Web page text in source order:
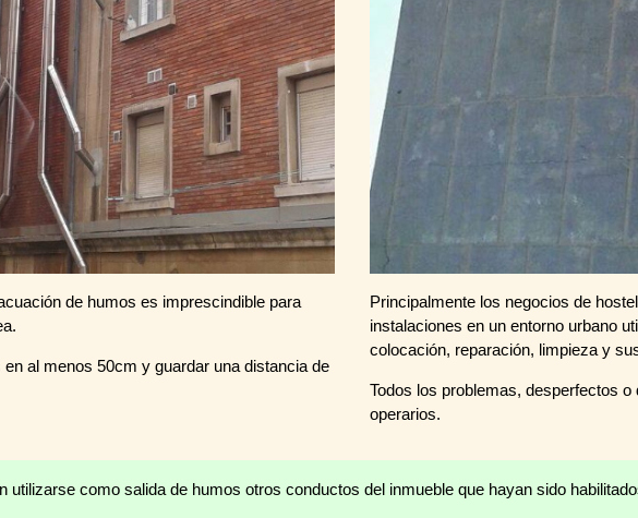
de humos es imprescindible para
al menos 50cm y guardar una distancia de
Principalmente los negocios de
instalaciones en un entorno urbano
colocación, reparación, limpieza y
Todos los problemas, desperfectos
operarios.
utilizarse como salida de humos otros conductos del inmueble que hayan sido